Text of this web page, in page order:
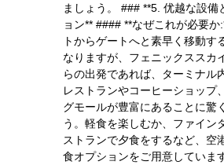
ましょう。 ### **5. 优越な設備
ョン** #### **なぜこれが必要か
トからゲートへと素早く移動す
なりますが、フェニックススカ
らの出発であれば、ターミナル
レストランやコーヒーショップ
グモールが豊富にあることに驚
う。軽食を楽しむか、ファイン
ストランで夕食をするなど、空
食オプションをご用意していま